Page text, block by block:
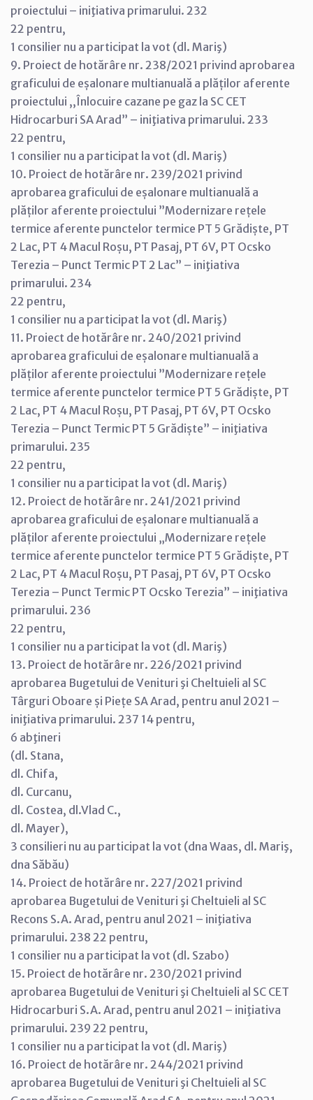
proiectului – iniţiativa primarului. 232
22 pentru,
1 consilier nu a participat la vot (dl. Mariş)
9. Proiect de hotărâre nr. 238/2021 privind aprobarea
graficului de eșalonare multianuală a plăților aferente
proiectului ,,Înlocuire cazane pe gaz la SC CET
Hidrocarburi SA Arad” – iniţiativa primarului. 233
22 pentru,
1 consilier nu a participat la vot (dl. Mariş)
10. Proiect de hotărâre nr. 239/2021 privind
aprobarea graficului de eșalonare multianuală a
plăților aferente proiectului ”Modernizare rețele
termice aferente punctelor termice PT 5 Grădiște, PT
2 Lac, PT 4 Macul Roșu, PT Pasaj, PT 6V, PT Ocsko
Terezia – Punct Termic PT 2 Lac” – iniţiativa
primarului. 234
22 pentru,
1 consilier nu a participat la vot (dl. Mariş)
11. Proiect de hotărâre nr. 240/2021 privind
aprobarea graficului de eșalonare multianuală a
plăților aferente proiectului ”Modernizare rețele
termice aferente punctelor termice PT 5 Grădiște, PT
2 Lac, PT 4 Macul Roșu, PT Pasaj, PT 6V, PT Ocsko
Terezia – Punct Termic PT 5 Grădiște” – iniţiativa
primarului. 235
22 pentru,
1 consilier nu a participat la vot (dl. Mariş)
12. Proiect de hotărâre nr. 241/2021 privind
aprobarea graficului de eșalonare multianuală a
plăților aferente proiectului „Modernizare rețele
termice aferente punctelor termice PT 5 Grădiște, PT
2 Lac, PT 4 Macul Roșu, PT Pasaj, PT 6V, PT Ocsko
Terezia – Punct Termic PT Ocsko Terezia” – iniţiativa
primarului. 236
22 pentru,
1 consilier nu a participat la vot (dl. Mariş)
13. Proiect de hotărâre nr. 226/2021 privind
aprobarea Bugetului de Venituri şi Cheltuieli al SC
Târguri Oboare și Piețe SA Arad, pentru anul 2021 –
iniţiativa primarului. 237 14 pentru,
6 abţineri
(dl. Stana,
dl. Chifa,
dl. Curcanu,
dl. Costea, dl.Vlad C.,
dl. Mayer),
3 consilieri nu au participat la vot (dna Waas, dl. Mariş,
dna Săbău)
14. Proiect de hotărâre nr. 227/2021 privind
aprobarea Bugetului de Venituri şi Cheltuieli al SC
Recons S.A. Arad, pentru anul 2021 – iniţiativa
primarului. 238 22 pentru,
1 consilier nu a participat la vot (dl. Szabo)
15. Proiect de hotărâre nr. 230/2021 privind
aprobarea Bugetului de Venituri şi Cheltuieli al SC CET
Hidrocarburi S.A. Arad, pentru anul 2021 – iniţiativa
primarului. 239 22 pentru,
1 consilier nu a participat la vot (dl. Mariş)
16. Proiect de hotărâre nr. 244/2021 privind
aprobarea Bugetului de Venituri şi Cheltuieli al SC